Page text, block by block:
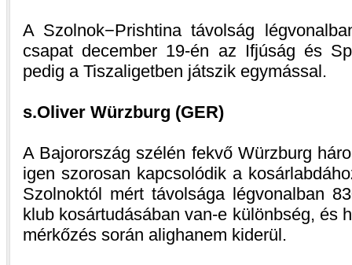
A Szolnok−Prishtina távolság
csapat december 19-én az Ifjúság és
pedig a Tiszaligetben játszik egymással.
s.Oliver Würzburg (GER)
A Bajorország szélén fekvő Würzburg
igen szorosan kapcsolódik a
Szolnoktól mért távolsága légvonalban
klub kosártudásában van-e különbség, és
mérkőzés során alighanem kiderül.